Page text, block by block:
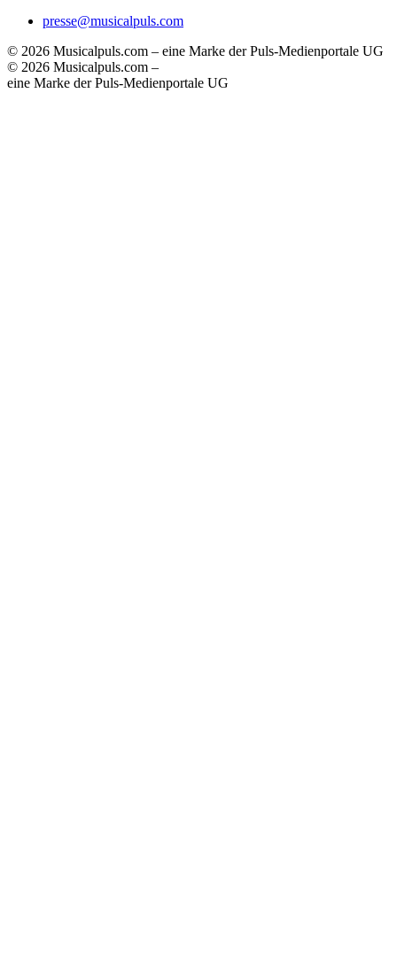
presse@musicalpuls.com
© 2026 Musicalpuls.com – eine Marke der Puls-Medienportale UG
© 2026 Musicalpuls.com –
eine Marke der Puls-Medienportale UG